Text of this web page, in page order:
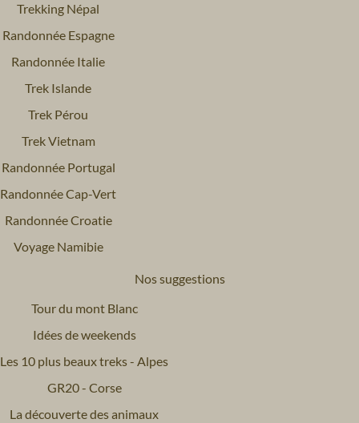
Trekking Népal
Randonnée Espagne
Randonnée Italie
Trek Islande
Trek Pérou
Trek Vietnam
Randonnée Portugal
Randonnée Cap-Vert
Randonnée Croatie
Voyage Namibie
Nos suggestions
Tour du mont Blanc
Idées de weekends
Les 10 plus beaux treks - Alpes
GR20 - Corse
La découverte des animaux